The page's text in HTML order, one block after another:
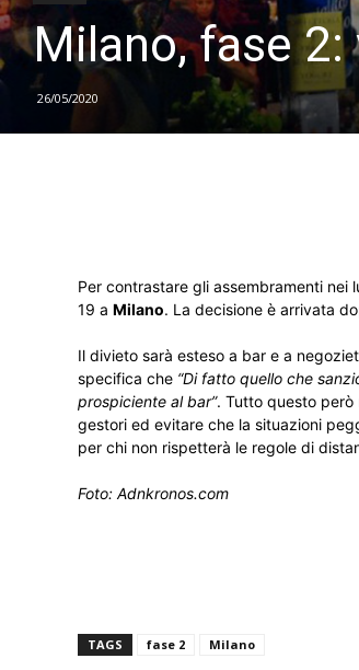
Milano, fase
26/05/2020
Per contrastare gli assembramenti nei
19 a Milano. La decisione è arrivata
Il divieto sarà esteso a bar e a
specifica che “Di fatto quello che
prospiciente al bar”. Tutto questo però
gestori ed evitare che la situazioni
per chi non rispetterà le regole di
Foto: Adnkronos.com
TAGS fase 2 Milano